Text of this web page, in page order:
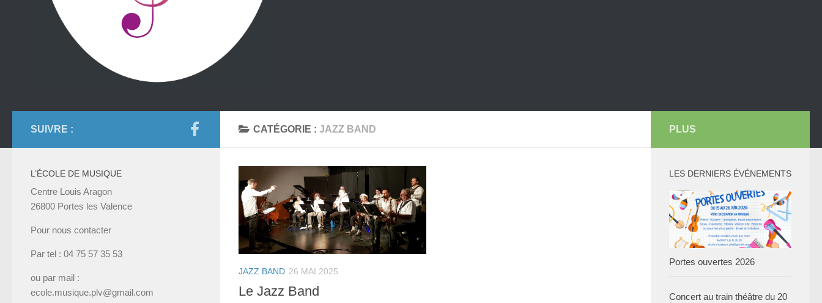
CATÉGORIE : JAZZ BAND
JAZZ BAND 26 MAI 2025
Le Jazz Band
SUIVRE :
L’ÉCOLE DE MUSIQUE
Centre Louis Aragon
26800 Portes les Valence
Pour nous contacter
Par tel : 04 75 57 35 53
ou par mail :
ecole.musique.plv@gmail.com
PLUS
LES DERNIERS ÉVÉNEMENTS
Portes ouvertes 2026
Concert au train théâtre du 20